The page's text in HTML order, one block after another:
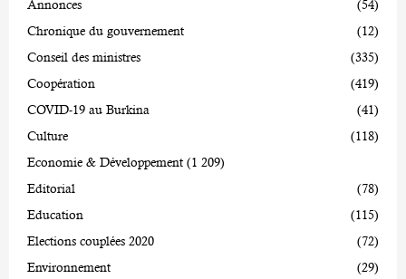
Annonces
(54)
Chronique du gouvernement
(12)
Conseil des ministres
(335)
Coopération
(419)
COVID-19 au Burkina
(41)
Culture
(118)
Economie & Développement (1 209)
Editorial
(78)
Education
(115)
Elections couplées 2020
(72)
Environnement
(29)